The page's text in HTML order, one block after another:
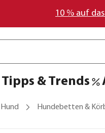
10 % auf
Tipps & Trends
Hund Hundebetten &